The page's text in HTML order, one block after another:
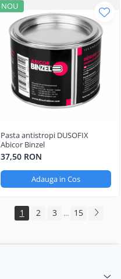
NOU
Pasta antistropi DUSOFIX
Abicor Binzel
37,50 RON
Adauga in Cos
1 2 3 ... 15